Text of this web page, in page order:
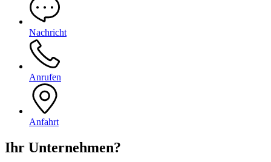
Nachricht
Anrufen
Anfahrt
Ihr Unternehmen?